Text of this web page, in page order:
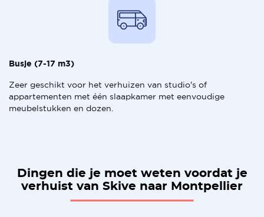
Busje (7-17 m3)
Zeer geschikt voor het verhuizen van studio's of
appartementen met één slaapkamer met eenvoudige
meubelstukken en dozen.
Dingen die je moet weten voordat je
verhuist van Skive naar Montpellier